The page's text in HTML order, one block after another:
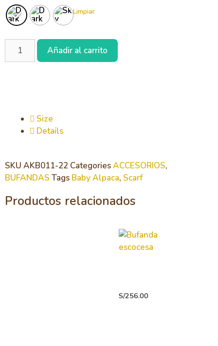
Limpiar
Añadir al carrito
Size
Details
SKU AKB011-22 CategoriesACCESORIOS,
BUFANDAS Tags Baby Alpaca, Scarf
Productos relacionados
S/256.00